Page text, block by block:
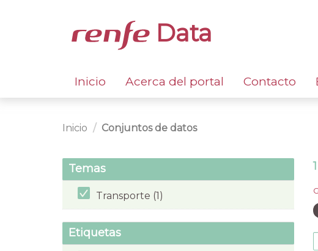
Data
Inicio Acerca del portal Contacto
Inicio Conjuntos de datos
Temas
Transporte (1)
Etiquetas